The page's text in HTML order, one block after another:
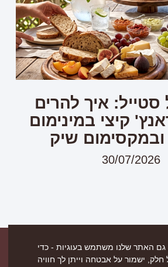
איך להרים
קיצי במינימום
שיק
30/07/2026
גם האתר שלנו משתמש בעוגיות - כדי
חלק, ישמור על אבטחה וייתן לך חוויה